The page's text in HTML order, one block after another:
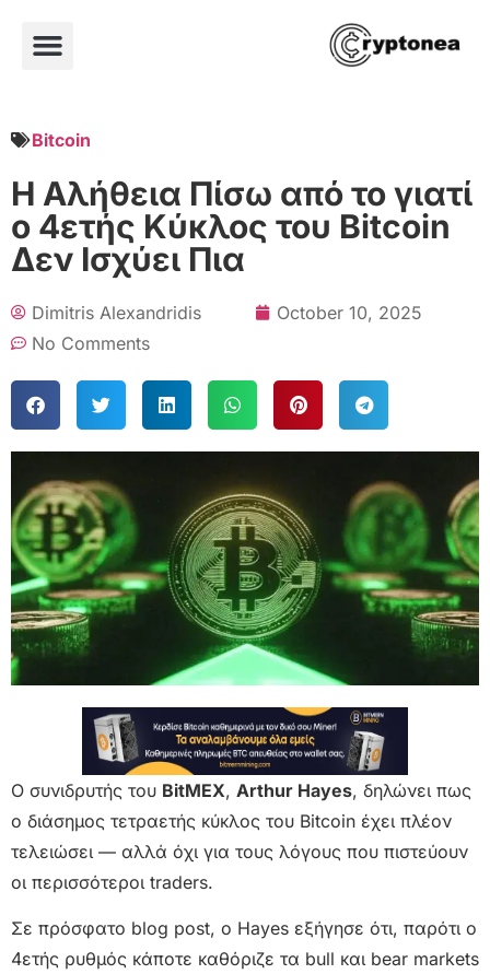
Bitcoin
Η Αλήθεια Πίσω από το γιατί
ο 4ετής Κύκλος του Bitcoin
Δεν Ισχύει Πια
Dimitris Alexandridis
October 10, 2025
No Comments
Ο συνιδρυτής του BitMEX, Arthur Hayes, δηλώνει πως
ο διάσημος τετραετής κύκλος του Bitcoin έχει πλέον
τελειώσει — αλλά όχι για τους λόγους που πιστεύουν
οι περισσότεροι traders.
Σε πρόσφατο blog post, ο Hayes εξήγησε ότι, παρότι ο
4ετής ρυθμός κάποτε καθόριζε τα bull και bear markets